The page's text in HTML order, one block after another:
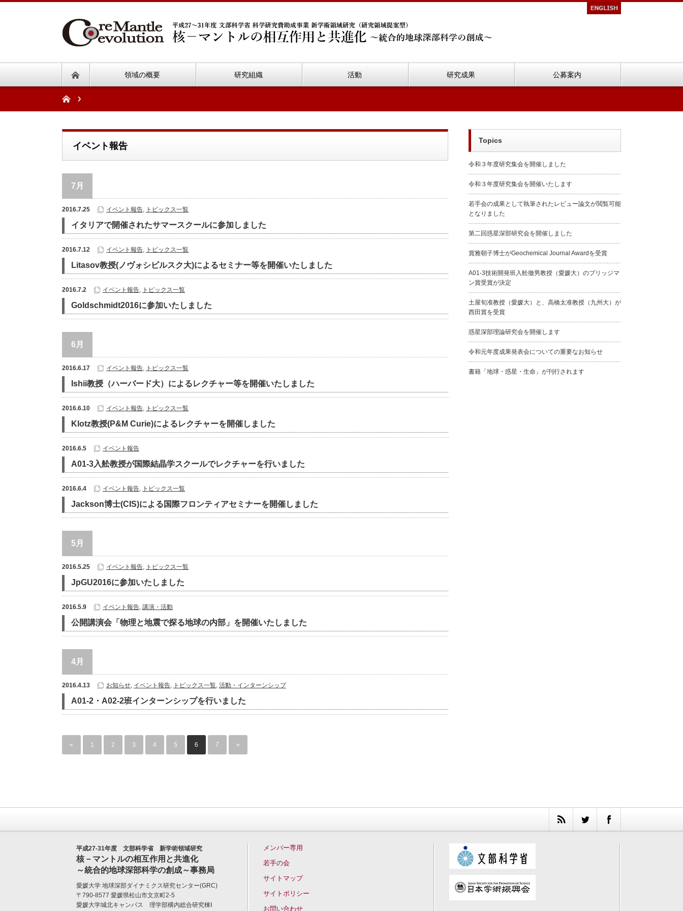
領域の概要 研究組織 活動 研究成果 公募案内
イベント報告
7月
2016.7.25 イベント報告, トピックス一覧
イタリアで開催されたサマースクールに参加しました
2016.7.12 イベント報告, トピックス一覧
Litasov教授(ノヴォシビルスク大)によるセミナー等を開催いたしました
2016.7.2 イベント報告, トピックス一覧
Goldschmidt2016に参加いたしました
6月
2016.6.17 イベント報告, トピックス一覧
Ishii教授（ハーバード大）によるレクチャー等を開催いたしました
2016.6.10 イベント報告, トピックス一覧
Klotz教授(P&M Curie)によるレクチャーを開催しました
2016.6.5 イベント報告
A01-3入舩教授が国際結晶学スクールでレクチャーを行いました
2016.6.4 イベント報告, トピックス一覧
Jackson博士(CIS)による国際フロンティアセミナーを開催しました
5月
2016.5.25 イベント報告, トピックス一覧
JpGU2016に参加いたしました
2016.5.9 イベント報告, 講演・活動
公開講演会「物理と地震で探る地球の内部」を開催いたしました
4月
2016.4.13 お知らせ, イベント報告, トピックス一覧, 活動・インターンシップ
A01-2・A02-2班インターンシップを行いました
« 1 2 3 4 5 6 7 »
Topics
令和３年度研究集会を開催しました
令和３年度研究集会を開催いたします
若手会の成果として執筆されたレビュー論文が閲覧可能
となりました
第二回惑星深部研究会を開催しました
賞雅朝子博士がGeochemical Journal Awardを受賞
A01-3技術開発班入舩徹男教授（愛媛大）のブリッジマ
ン賞受賞が決定
土屋旬准教授（愛媛大）と、高橋太准教授（九州大）が
西田賞を受賞
惑星深部理論研究会を開催します
令和元年度成果発表会についての重要なお知らせ
書籍「地球・惑星・生命」が刊行されます
平成27-31年度 文部科学省 新学術領域研究
核－マントルの相互作用と共進化
～統合的地球深部科学の創成～事務局
愛媛大学 地球深部ダイナミクス研究センター(GRC)
〒790-8577 愛媛県松山市文京町2-5
愛媛大学城北キャンパス 理学部構内総合研究棟Ⅰ
メンバー専用
若手の会
サイトマップ
サイトポリシー
お問い合わせ